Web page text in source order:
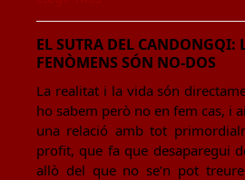
EL SUTRA DEL CANDONGQI:
FENÒMENS SÓN NO-DOS
La realitat i la vida són
ho sabem però no en fem cas, i
una relació amb tot
profit, que fa que desaparegui
allò del que no se’n pot